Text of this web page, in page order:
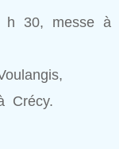
h 30, messe à
Crécy.